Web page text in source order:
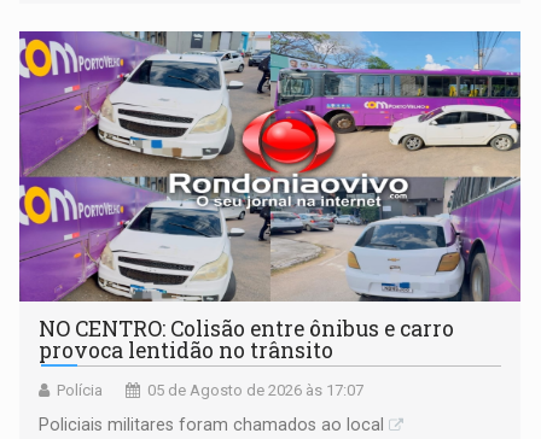
NO CENTRO: Colisão entre ônibus e carro
provoca lentidão no trânsito
Polícia 05 de Agosto de 2026 às 17:07
Policiais militares foram chamados ao local